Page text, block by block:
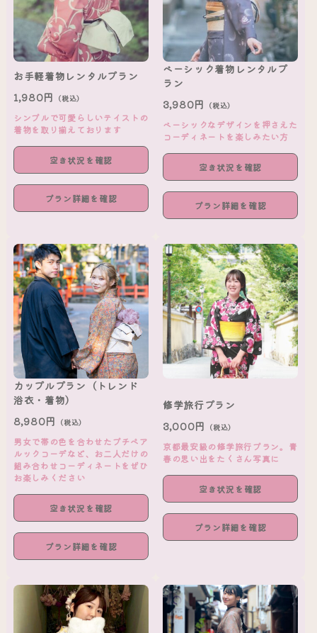
お手軽着物レンタルプラン
1,980円 （税込）
シンプルで可愛らしいテイストの
着物を取り揃えております
空き状況を確認
プラン詳細を確認
ベーシック着物レンタルプ
ラン
3,980円 （税込）
ベーシックなデザインを押さえた
コーディネートを楽しみたい方
空き状況を確認
プラン詳細を確認
カップルプラン（トレンド
浴衣・着物）
8,980円 （税込）
男女で帯の色を合わせたプチペア
ルックコーデなど、お二人だけの
組み合わせコーディネートをぜひ
お楽しみください
空き状況を確認
プラン詳細を確認
修学旅行プラン
3,000円 （税込）
京都最安級の修学旅行プラン。青
春の思い出をたくさん写真に
空き状況を確認
プラン詳細を確認